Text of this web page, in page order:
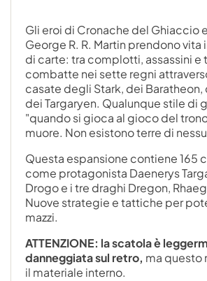
Gli eroi di Cronache del Ghiaccio
George R. R. Martin prendono
di carte: tra complotti, assassini e
combatte nei sette regni
casate degli Stark, dei Baratheon,
dei Targaryen. Qualunque stile di
"quando si gioca al gioco del
muore. Non esistono terre di
Questa espansione contiene 165
come protagonista Daenerys
Drogo e i tre draghi Dregon,
Nuove strategie e tattiche per
mazzi.
ATTENZIONE: la scatola è
danneggiata sul retro, ma questo
il materiale interno.